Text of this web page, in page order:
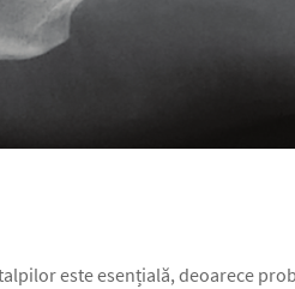
este esențială, deoarece